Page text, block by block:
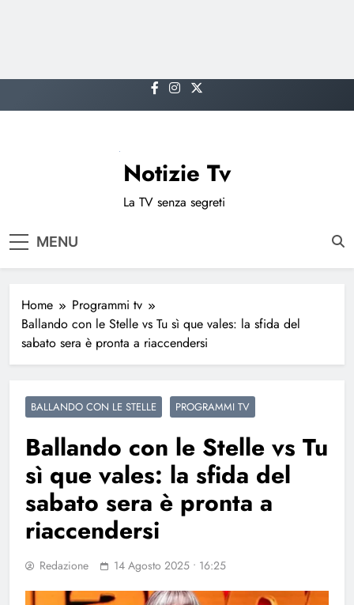
to
Notizie Tv
La TV senza segreti
MENU
Home
Programmi tv
Ballando con le Stelle vs Tu sì que vales: la sfida del
sabato sera è pronta a riaccendersi
BALLANDO CON LE STELLE PROGRAMMI TV
Ballando con le Stelle vs Tu
sì que vales: la sfida del
sabato sera è pronta a
riaccendersi
Redazione 14 Agosto 2025 • 16:25